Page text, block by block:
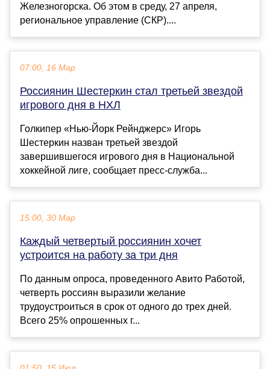
Железногорска. Об этом в среду, 27 апреля,
региональное управление (СКР)....
07:00, 16 Мар
Россиянин Шестеркин стал третьей звездой
игрового дня в НХЛ
Голкипер «Нью‑Йорк Рейнджерс» Игорь
Шестеркин назван третьей звездой
завершившегося игрового дня в Национальной
хоккейной лиге, сообщает пресс‑служба...
15:00, 30 Мар
Каждый четвертый россиянин хочет
устроится на работу за три дня
По данным опроса, проведенного Авито Работой,
четверть россиян выразили желание
трудоустроиться в срок от одного до трех дней.
Всего 25% опрошенных г...